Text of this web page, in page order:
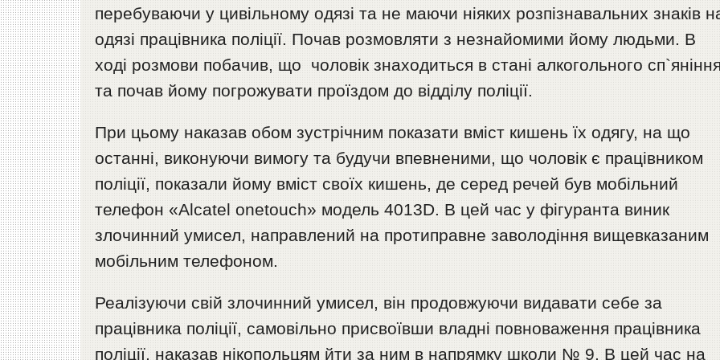
перебуваючи у цивільному одязі та не маючи ніяких розпізнавальних знаків
одязі працівника поліції. Почав розмовляти з незнайомими йому людьми. В
ході розмови побачив, що чоловік знаходиться в стані алкогольного
та почав йому погрожувати проїздом до відділу поліції.
При цьому наказав обом зустрічним показати вміст кишень їх одягу, на що
останні, виконуючи вимогу та будучи впевненими, що чоловік є працівником
поліції, показали йому вміст своїх кишень, де серед речей був мобільний
телефон «Аlcatel onetouch» модель 4013D. В цей час у фігуранта виник
злочинний умисел, направлений на протиправне заволодіння вищевказаним
мобільним телефоном.
Реалізуючи свій злочинний умисел, він продовжуючи видавати себе за
працівника поліції, самовільно присвоївши владні повноваження працівника
поліції, наказав нікопольцям йти за ним в напрямку школи № 9. В цей час на